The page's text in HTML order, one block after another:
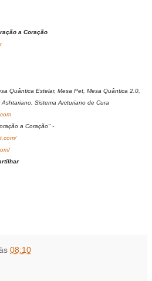
a Coração
Quântica Estelar, Mesa Pet, Mesa Quântica 2.0,
Sistema Arcturiano de Cura
a Coração" -
08:10